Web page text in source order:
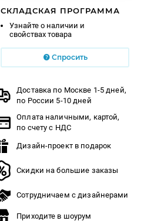
СКЛАДСКАЯ ПРОГРАММА
Узнайте о наличии и
свойствах товара
Спросить
Доставка по Москве 1-5 дней,
по России 5-10 дней
Оплата наличными, картой,
по счету с НДС
Дизайн-проект в подарок
Скидки на большие заказы
Сотрудничаем с дизайнерами
Приходите в шоурум